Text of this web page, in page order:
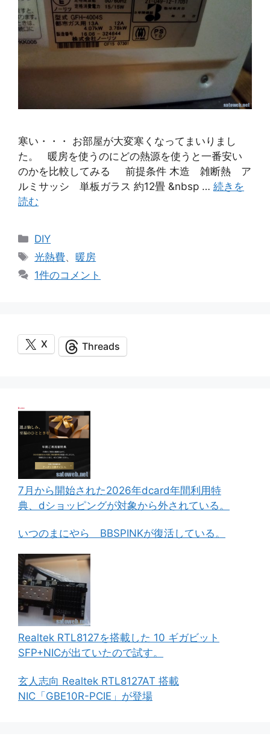
寒い・・・ お部屋が大変寒くなってまいりまし
た。 暖房を使うのにどの熱源を使うと一番安い
のかを比較してみる 前提条件 木造 雑断熱 ア
ルミサッシ 単板ガラス 約12畳 &nbsp … 続きを
読む
カ
テ
ゴ
リ
DIY
タ
グ
光熱費、暖房
1件のコメント
X Threads
7月から開始された2026年dcard年間利用特
典、dショッピングが対象から外されている。
いつのまにやら BBSPINKが復活している。
Realtek RTL8127を搭載した 10 ギガビット
SFP+NICが出ていたので試す。
玄人志向 Realtek RTL8127AT 搭載
NIC「GBE10R-PCIE」が登場